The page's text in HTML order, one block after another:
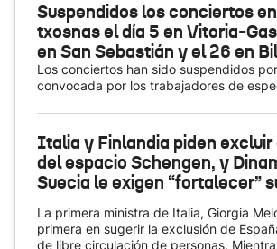
Suspendidos los conciertos
txosnas el día 5 en Vitoria-
en San Sebastián y el 26 en
Los conciertos han sido suspendidos
convocada por los trabajadores de
Italia y Finlandia piden excluir
del espacio Schengen, y
Suecia le exigen “fortalecer”
La primera ministra de Italia, Giorgia
primera en sugerir la exclusión de
de libre circulación de personas.